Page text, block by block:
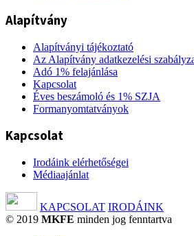
Alapítvány
Alapítványi tájékoztató
Az Alapítvány adatkezelési
Adó 1% felajánlása
Kapcsolat
Éves beszámoló és 1% SZJA
Formanyomtatványok
Kapcsolat
Irodáink elérhetőségei
Médiaajánlat
KAPCSOLAT IRODÁINK
© 2019 MKFE minden jog fenntartva